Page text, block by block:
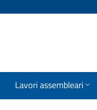
Lavori assembleari